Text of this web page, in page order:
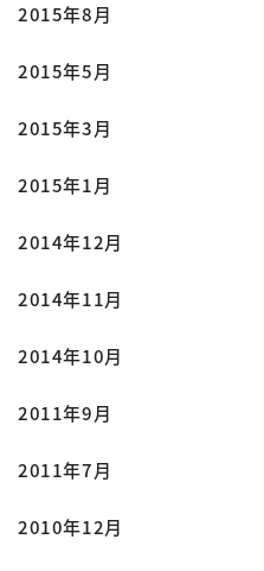
2015年8月
2015年5月
2015年3月
2015年1月
2014年12月
2014年11月
2014年10月
2011年9月
2011年7月
2010年12月